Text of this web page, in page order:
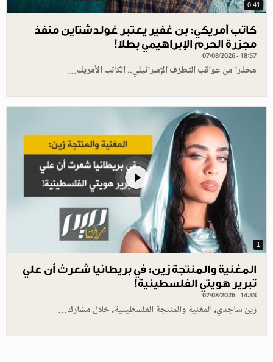
0.41
كاتب أمريكي: بن غفير يعتبر غولدشتاين منفذ
مجزرة الحرم الإبراهيمي بطلا!
07/08/2026 - 18:57
محذرا من عواقب التطرّف الإسرائيلي.. الكاتب الأمريك…
1
المغنية والمنتجة زين: في بريطانيا شعرتُ أن علي
تبرير هويتي الفلسطينية!
07/08/2026 - 14:33
زين ساجدي، المغنية والمنتجة الفلسطينية، خلال مشارك…